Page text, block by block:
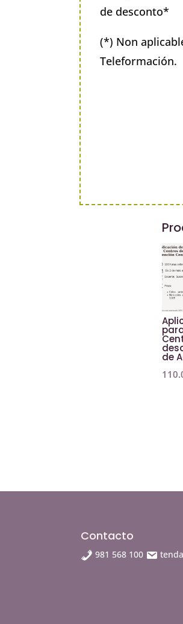
de desconto*
(*) Non
Teleformación.
de
Contacto
981 568 100